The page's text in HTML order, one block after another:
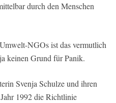
durch den Menschen
NGOs ist das vermutlich
keinen Grund für Panik.
Svenja Schulze und ihren
1992 die Richtlinie